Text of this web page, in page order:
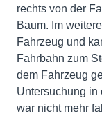
rechts von der
Baum. Im
Fahrzeug und
Fahrbahn zum
dem Fahrzeug
Untersuchung in
war nicht mehr